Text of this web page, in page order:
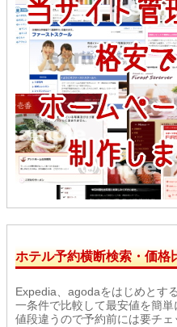
ホテル予約横断検索・価格
Expedia、agodaをはじめとす
一条件で比較して最安値を簡
値段違うので予約前には要チェ